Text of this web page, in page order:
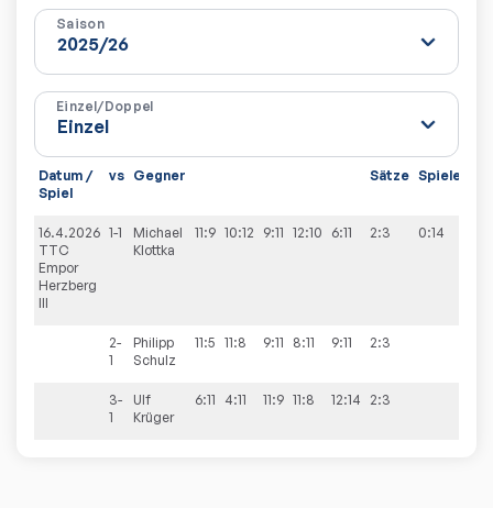
Saison
Einzel/Doppel
Datum /
Spiel
vs Gegner Sätze Spiele
16.4.2026
TTC
Empor
Herzberg
III
1-1
Michael
Klottka
11:9 10:12 9:11 12:10 6:11 2:3 0:14
2-
1
Philipp
Schulz
11:5 11:8 9:11 8:11 9:11 2:3
3-
1
Ulf
Krüger
6:11 4:11 11:9 11:8 12:14 2:3